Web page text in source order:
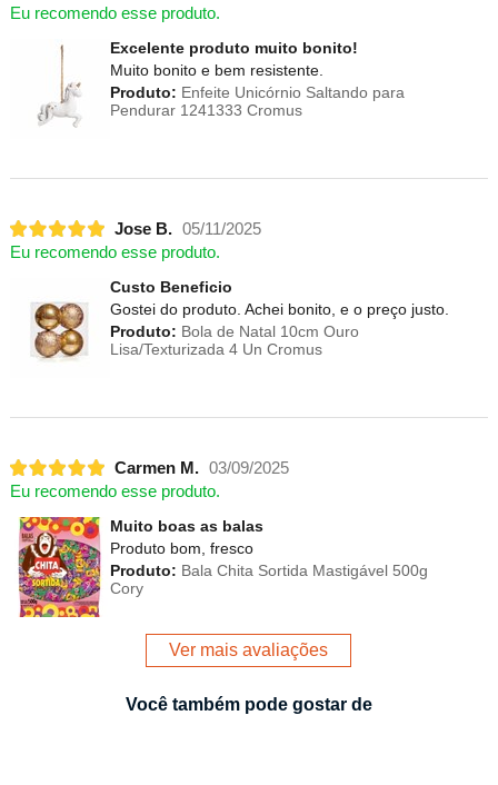
Eu recomendo esse produto.
Excelente produto muito bonito!
Muito bonito e bem resistente.
Produto: Enfeite Unicórnio Saltando para
Pendurar 1241333 Cromus
Jose B. 05/11/2025
Eu recomendo esse produto.
Custo Beneficio
Gostei do produto. Achei bonito, e o preço justo.
Produto: Bola de Natal 10cm Ouro
Lisa/Texturizada 4 Un Cromus
Carmen M. 03/09/2025
Eu recomendo esse produto.
Muito boas as balas
Produto bom, fresco
Produto: Bala Chita Sortida Mastigável 500g
Cory
Ver mais avaliações
Você também pode gostar de